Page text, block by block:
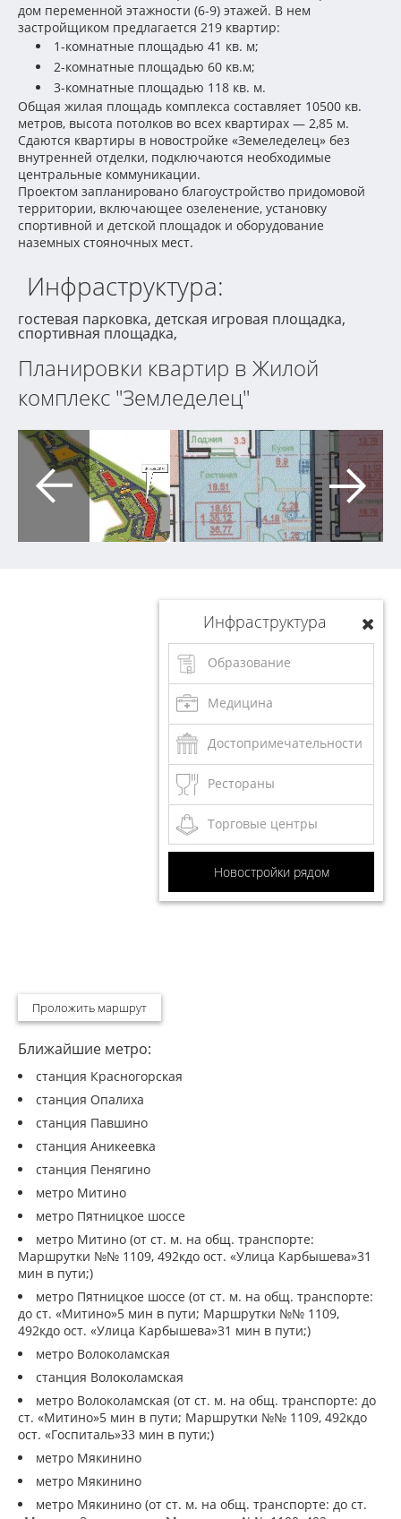
дом переменной этажности (6-9) этажей. В нем
застройщиком предлагается 219 квартир:
1-комнатные площадью 41 кв. м;
2-комнатные площадью 60 кв.м;
3-комнатные площадью 118 кв. м.
Общая жилая площадь комплекса составляет 10500 кв.
метров, высота потолков во всех квартирах — 2,85 м.
Сдаются квартиры в новостройке «Земеледелец» без
внутренней отделки, подключаются необходимые
центральные коммуникации.
Проектом запланировано благоустройство придомовой
территории, включающее озеленение, установку
спортивной и детской площадок и оборудование
наземных стояночных мест.
Инфраструктура:
гостевая парковка, детская игровая площадка,
спортивная площадка,
Планировки квартир в Жилой
комплекс "Земледелец"
Инфраструктура
Образование
Медицина
Достопримечательности
Рестораны
Торговые центры
Новостройки рядом
Проложить маршрут
Ближайшие метро:
станция Красногорская
станция Опалиха
станция Павшино
станция Аникеевка
станция Пенягино
метро Митино
метро Пятницкое шоссе
метро Митино (от ст. м. на общ. транспорте:
Маршрутки №№ 1109, 492кдо ост. «Улица Карбышева»31
мин в пути;)
метро Пятницкое шоссе (от ст. м. на общ. транспорте:
до ст. «Митино»5 мин в пути; Маршрутки №№ 1109,
492кдо ост. «Улица Карбышева»31 мин в пути;)
метро Волоколамская
станция Волоколамская
метро Волоколамская (от ст. м. на общ. транспорте: до
ст. «Митино»5 мин в пути; Маршрутки №№ 1109, 492кдо
ост. «Госпиталь»33 мин в пути;)
метро Мякинино
метро Мякинино
метро Мякинино (от ст. м. на общ. транспорте: до ст.